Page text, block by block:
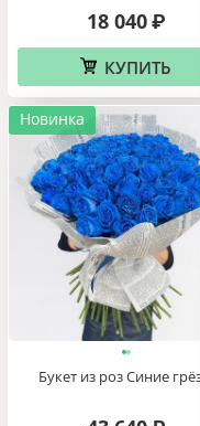
Букет цветов
коктейль
18 040₽
КУПИТЬ